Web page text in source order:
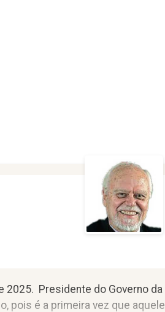
2025. Presidente do Governo da
pois é a primeira vez que aquele